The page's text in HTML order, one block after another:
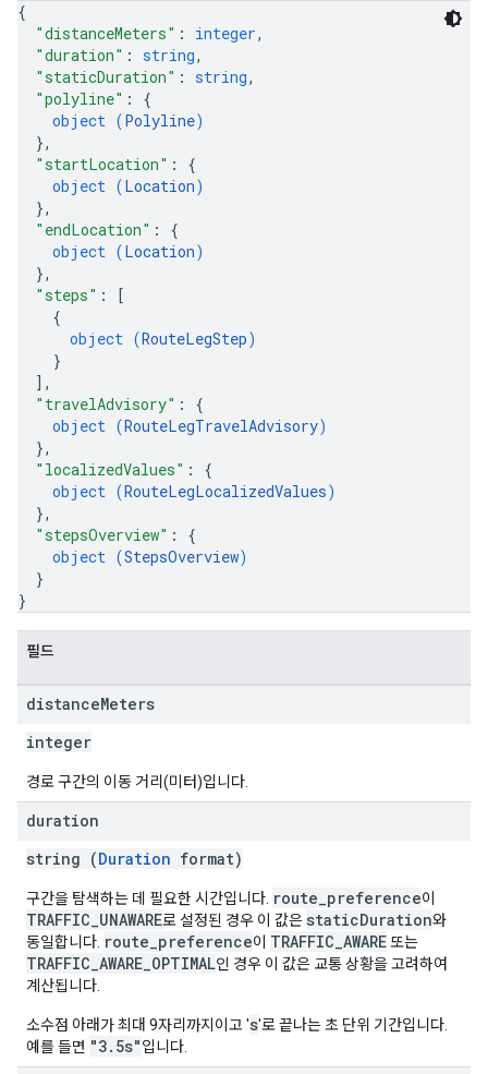
{
"distanceMeters" : integer,
"duration" : string,
"staticDuration" : string,
"polyline" : {
object (Polyline)
},
"startLocation" : {
object (Location)
},
"endLocation" : {
object (Location)
},
"steps" :
[
{
object (RouteLegStep)
}
] ,
"travelAdvisory" : {
object (RouteLegTravelAdvisory)
},
"localizedValues" : {
object (RouteLegLocalizedValues)
},
"stepsOverview" : {
object (StepsOverview)
}
}
필드
distanceMeters
integer
경로 구간의 이동 거리(미터)입니다.
duration
string (Duration format)
구간을 탐색하는 데 필요한 시간입니다. route_preference이
TRAFFIC_UNAWARE로 설정된 경우 이 값은 staticDuration와
동일합니다. route_preference이 TRAFFIC_AWARE 또는
TRAFFIC_AWARE_OPTIMAL인 경우 이 값은 교통 상황을 고려하여
계산됩니다.
소수점 아래가 최대 9자리까지이고 's'로 끝나는 초 단위 기간입니다.
예를 들면 "3.5s"입니다.